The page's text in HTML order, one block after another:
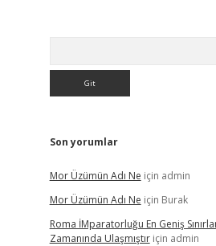
Son yorumlar
Mor Üzümün Adı Ne için admin
Mor Üzümün Adı Ne için Burak
Roma İMparatorluğu En Geniş
Zamanında Ulaşmıştıriçin admin